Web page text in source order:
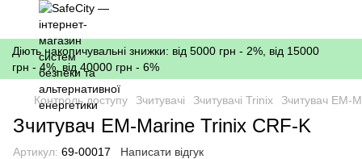
Діють накопичувальні знижки: від 5000 грн - 2%, від 15000
грн - 4%, від 40000 грн - 6%
Контроль доступу Зчитувачі Зчитувачі Trinix Зчитувач EM-
Зчитувач EM-Marine Trinix CRF-K
Артикул: 69-00017 Написати відгук